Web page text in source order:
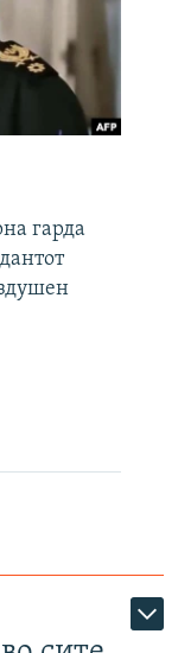
гарда